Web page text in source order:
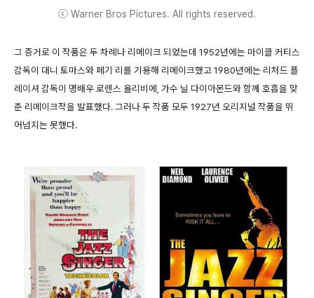
ⓒ Warner Bros Pictures. All rights reserved.
그 증거로 이 작품은 두 차례나 리메이크 되었는데 1952년에는 마이클 커티스
감독이 대니 토마스와 페기 리를 기용해 리메이크했고 1980년에는 리처드 플
레이셔 감독이 명배우 로렌스 올리비에, 가수 닐 다이아몬드와 함께 호흡을 맞
춘 리메이크작을 발표했다. 그러나 두 작품 모두 1927년 오리지널 작품을 뛰
어넘지는 못했다.